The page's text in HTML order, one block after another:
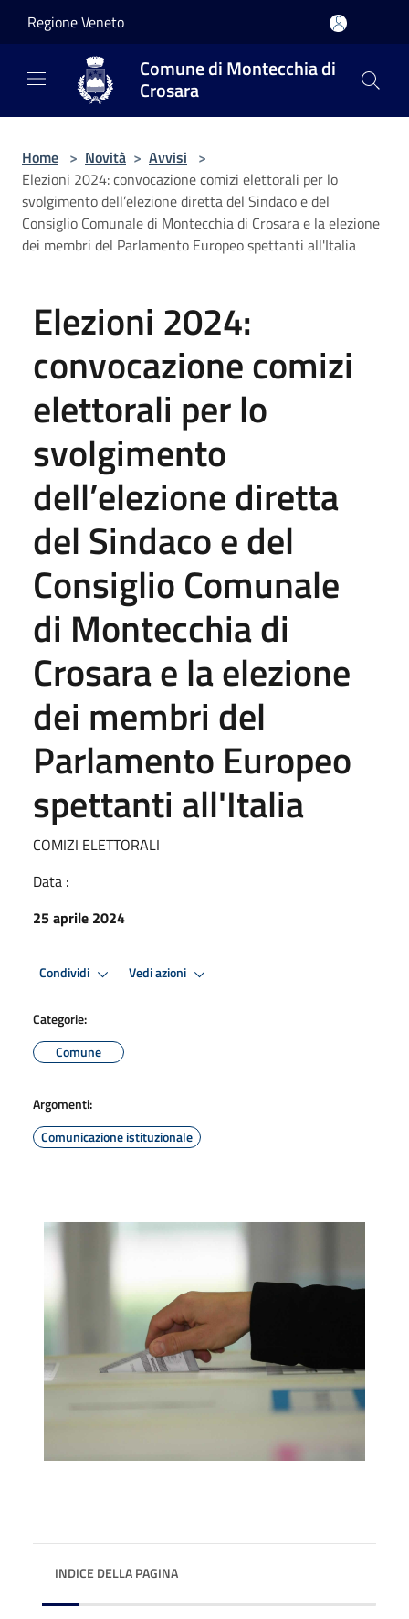
Regione Veneto
Comune di Montecchia di
Crosara
Home > Novità > Avvisi >
Elezioni 2024: convocazione comizi elettorali per lo
svolgimento dell’elezione diretta del Sindaco e del
Consiglio Comunale di Montecchia di Crosara e la elezione
dei membri del Parlamento Europeo spettanti all'Italia
Elezioni 2024:
convocazione comizi
elettorali per lo
svolgimento
dell’elezione diretta
del Sindaco e del
Consiglio Comunale
di Montecchia di
Crosara e la elezione
dei membri del
Parlamento Europeo
spettanti all'Italia
COMIZI ELETTORALI
Data :
25 aprile 2024
Condividi Vedi azioni
Categorie:
Comune
Argomenti:
Comunicazione istituzionale
INDICE DELLA PAGINA